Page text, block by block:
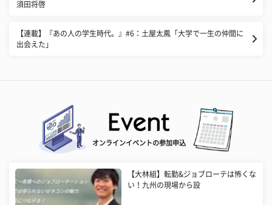
須田将啓
​【連載】『あの人の学生時代。』#6：土屋太鳳「大学で一生の仲間に
出会えた」
オンラインイベントの参加申込
【大林組】転勤&ジョブローテは怖くな
い！九州の現場から設